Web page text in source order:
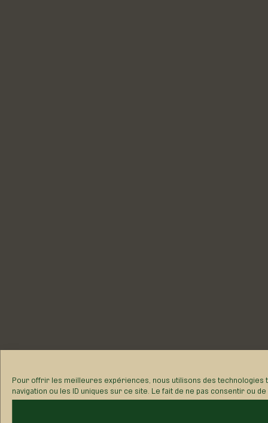
Pour offrir les meilleures expériences, nous utilisons des
navigation ou les ID uniques sur ce site. Le fait de ne pas consentir